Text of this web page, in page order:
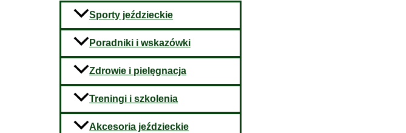
Sporty jeździeckie
Poradniki i wskazówki
Zdrowie i pielęgnacja
Treningi i szkolenia
Akcesoria jeździeckie